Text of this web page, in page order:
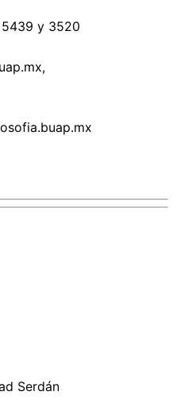
y 3520
,
Serdán